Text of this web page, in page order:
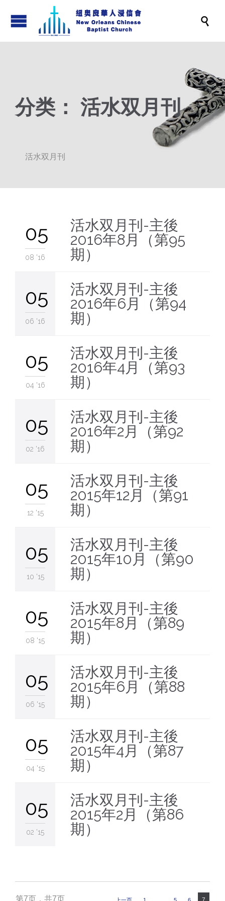

分类： 活水双月刊
活水双月刊
05
08 '16
活水双月刊-主後
2016年8月（第95
期）
05
06 '16
活水双月刊-主後
2016年6月（第94
期）
05
04 '16
活水双月刊-主後
2016年4月（第93
期）
05
02 '16
活水双月刊-主後
2016年2月（第92
期）
05
12 '15
活水双月刊-主後
2015年12月（第91
期）
05
10 '15
活水双月刊-主後
2015年10月（第90
期）
05
08 '15
活水双月刊-主後
2015年8月（第89
期）
05
06 '15
活水双月刊-主後
2015年6月（第88
期）
05
04 '15
活水双月刊-主後
2015年4月（第87
期）
05
02 '15
活水双月刊-主後
2015年2月（第86
期）
第7页，共7页